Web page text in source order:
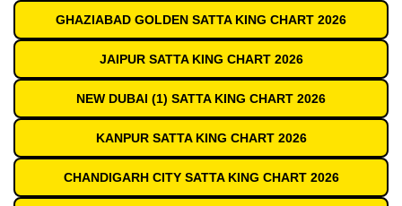
GHAZIABAD GOLDEN SATTA KING CHART 2026
JAIPUR SATTA KING CHART 2026
NEW DUBAI (1) SATTA KING CHART 2026
KANPUR SATTA KING CHART 2026
CHANDIGARH CITY SATTA KING CHART 2026